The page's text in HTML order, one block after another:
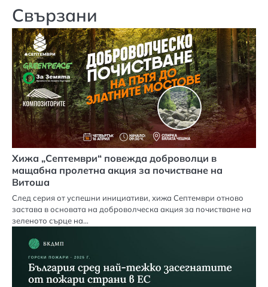
Свързани
Хижа „Септември“ повежда доброволци в
мащабна пролетна акция за почистване на
Витоша
След серия от успешни инициативи, хижа Септември отново
застава в основата на доброволческа акция за почистване на
зеленото сърце на…